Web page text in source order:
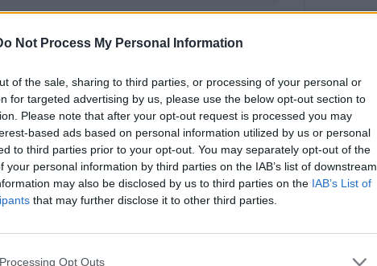
Not Process My Personal Information
of the sale, sharing to third parties, or processing of your personal or
for targeted advertising by us, please use the below opt-out section to
Please note that after your opt-out request is processed you may
based ads based on personal information utilized by us or personal
to third parties prior to your opt-out. You may separately opt-out of the
your personal information by third parties on the IAB’s list of downstream
may also be disclosed by us to third parties on the IAB’s List of
that may further disclose it to other third parties.
Opt Outs